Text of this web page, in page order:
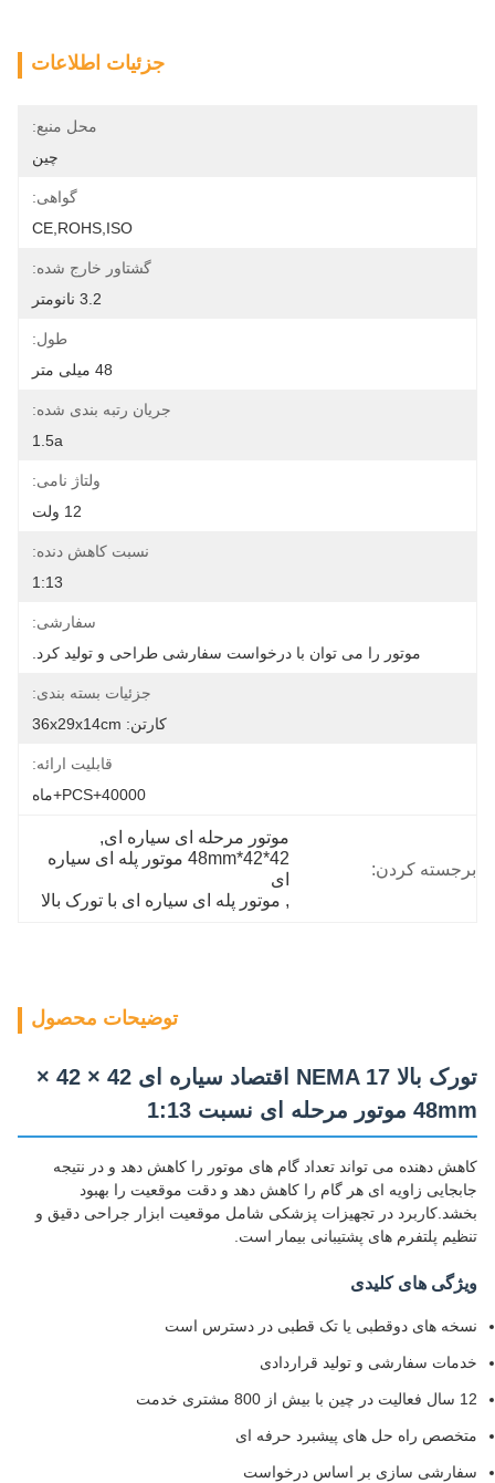
جزئیات اطلاعات
محل منبع:
چین
گواهی:
CE,ROHS,ISO
گشتاور خارج شده:
3.2 نانومتر
طول:
48 میلی متر
جریان رتبه بندی شده:
1.5a
ولتاژ نامی:
12 ولت
نسبت کاهش دنده:
1:13
سفارشی:
موتور را می توان با درخواست سفارشی طراحی و تولید کرد.
جزئیات بسته بندی:
کارتن: 36x29x14cm
قابلیت ارائه:
40000+PCS+ماه
برجسته کردن:
موتور مرحله ای سیاره ای,
42*42*48mm موتور پله ای سیاره
ای
, موتور پله ای سیاره ای با تورک بالا
توضیحات محصول
تورک بالا NEMA 17 اقتصاد سیاره ای 42 × 42 ×
48mm موتور مرحله ای نسبت 1:13
کاهش دهنده می تواند تعداد گام های موتور را کاهش دهد و در نتیجه
جابجایی زاویه ای هر گام را کاهش دهد و دقت موقعیت را بهبود
بخشد.کاربرد در تجهیزات پزشکی شامل موقعیت ابزار جراحی دقیق و
تنظیم پلتفرم های پشتیبانی بیمار است.
ویژگی های کلیدی
نسخه های دوقطبی یا تک قطبی در دسترس است
خدمات سفارشی و تولید قراردادی
12 سال فعالیت در چین با بیش از 800 مشتری خدمت
متخصص راه حل های پیشبرد حرفه ای
سفارشی سازی بر اساس درخواست